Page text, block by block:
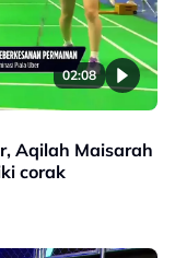
02:08
Aqilah Maisarah
corak